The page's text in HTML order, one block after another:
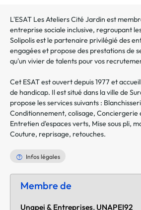
L'ESAT Les Ateliers Cité Jardin est
entreprise sociale inclusive, regroupant
Solipolis est le partenaire privilégié des
engagées et propose des prestations de
qu'un vivier de talents pour vos
Cet ESAT est ouvert depuis 1977 et
de handicap. Il est situé dans la ville de
propose les services suivants :
Conditionnement, colisage,
Entretien d'espaces verts, Mise sous pli,
Couture, reprisage, retouches.
Infos légales
Membre de
Unapei & Entreprises, UNAPEI92